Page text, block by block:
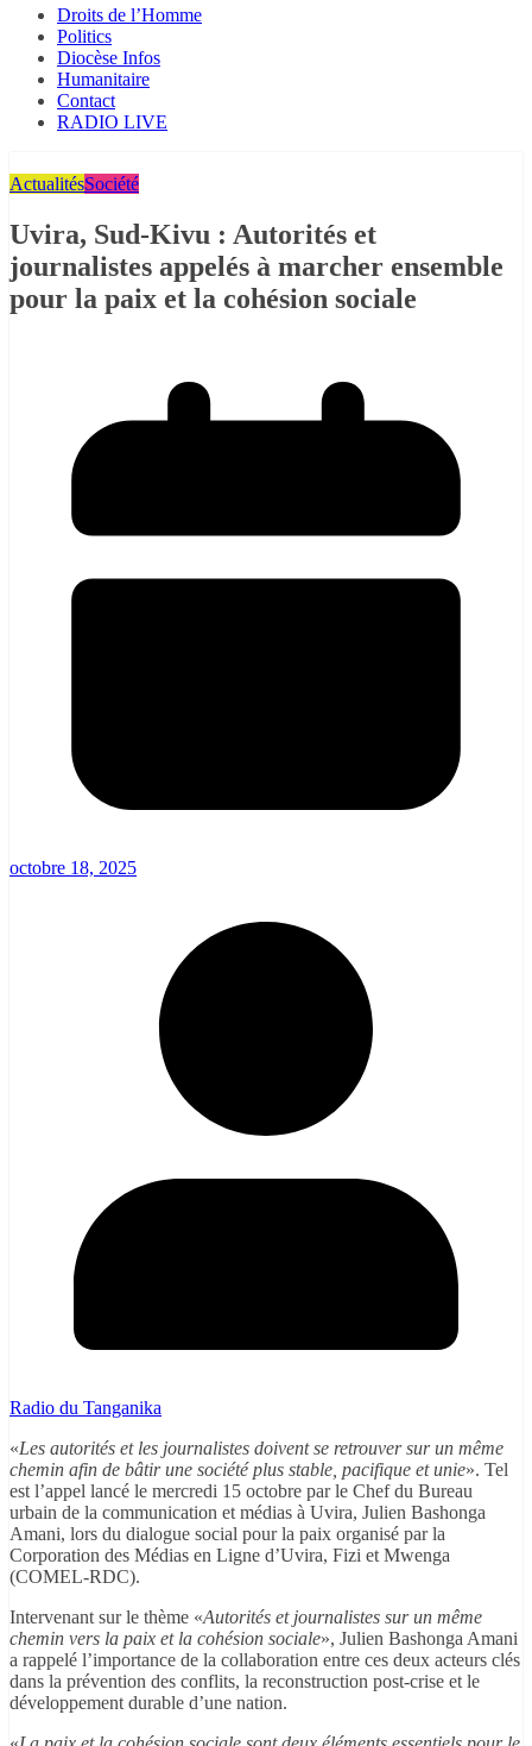
Droits de l’Homme
Politics
Diocèse Infos
Humanitaire
Contact
RADIO LIVE
ActualitésSociété
Uvira, Sud-Kivu : Autorités et
journalistes appelés à marcher ensemble
pour la paix et la cohésion sociale
octobre 18, 2025
Radio du Tanganika
«Les autorités et les journalistes doivent se retrouver sur un même
chemin afin de bâtir une société plus stable, pacifique et unie». Tel
est l’appel lancé le mercredi 15 octobre par le Chef du Bureau
urbain de la communication et médias à Uvira, Julien Bashonga
Amani, lors du dialogue social pour la paix organisé par la
Corporation des Médias en Ligne d’Uvira, Fizi et Mwenga
(COMEL-RDC).
Intervenant sur le thème «Autorités et journalistes sur un même
chemin vers la paix et la cohésion sociale», Julien Bashonga Amani
a rappelé l’importance de la collaboration entre ces deux acteurs clés
dans la prévention des conflits, la reconstruction post-crise et le
développement durable d’une nation.